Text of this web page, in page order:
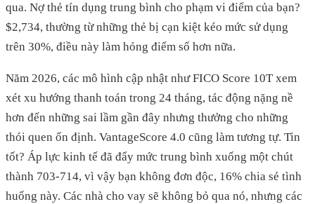
qua. Nợ thẻ tín dụng trung bình cho phạm vi điểm của bạn?
$2,734, thường từ những thẻ bị cạn kiệt kéo mức sử dụng
trên 30%, điều này làm hỏng điểm số hơn nữa.
Năm 2026, các mô hình cập nhật như FICO Score 10T xem
xét xu hướng thanh toán trong 24 tháng, tác động nặng nề
hơn đến những sai lầm gần đây nhưng thưởng cho những
thói quen ổn định. VantageScore 4.0 cũng làm tương tự. Tin
tốt? Áp lực kinh tế đã đẩy mức trung bình xuống một chút
thành 703-714, vì vậy bạn không đơn độc, 16% chia sẻ tình
huống này. Các nhà cho vay sẽ không bỏ qua nó, nhưng các